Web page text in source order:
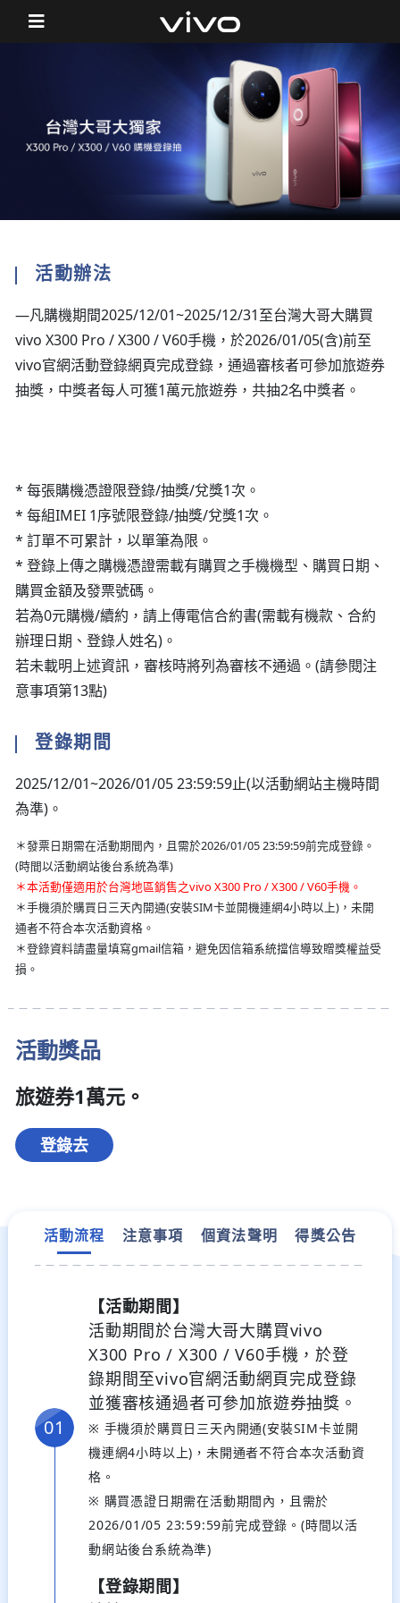
活動辦法
—凡購機期間2025/12/01~2025/12/31至台灣大哥大購買
vivo X300 Pro / X300 / V60手機，於2026/01/05(含)前至
vivo官網活動登錄網頁完成登錄，通過審核者可參加旅遊券
抽獎，中獎者每人可獲1萬元旅遊券，共抽2名中獎者。
* 每張購機憑證限登錄/抽獎/兌獎1次。
* 每組IMEI 1序號限登錄/抽獎/兌獎1次。
* 訂單不可累計，以單筆為限。
* 登錄上傳之購機憑證需載有購買之手機機型、購買日期、
購買金額及發票號碼。
若為0元購機/續約，請上傳電信合約書(需載有機款、合約
辦理日期、登錄人姓名)。
若未載明上述資訊，審核時將列為審核不通過。(請參閱注
意事項第13點)
登錄期間
2025/12/01~2026/01/05 23:59:59止(以活動網站主機時間
為準)。
＊發票日期需在活動期間內，且需於2026/01/05 23:59:59前完成登錄。
(時間以活動網站後台系統為準)
＊本活動僅適用於台灣地區銷售之vivo X300 Pro / X300 / V60手機。
＊手機須於購買日三天內開通(安裝SIM卡並開機連網4小時以上)，未開
通者不符合本次活動資格。
＊登錄資料請盡量填寫gmail信箱，避免因信箱系統擋信導致贈獎權益受
損。
活動獎品
旅遊券1萬元。
登錄去
活動流程 注意事項 個資法聲明 得獎公告
【活動期間】
活動期間於台灣大哥大購買vivo
X300 Pro / X300 / V60手機，於登
錄期間至vivo官網活動網頁完成登錄
並獲審核通過者可參加旅遊券抽獎。
※ 手機須於購買日三天內開通(安裝SIM卡並開
機連網4小時以上)，未開通者不符合本次活動資
格。
※ 購買憑證日期需在活動期間內，且需於
2026/01/05 23:59:59前完成登錄。(時間以活
動網站後台系統為準)
【登錄期間】